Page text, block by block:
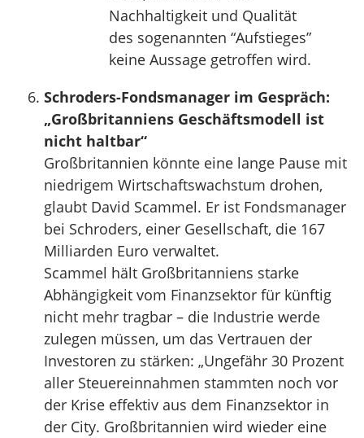
Nachhaltigkeit und Qualität
des sogenannten “Aufstieges”
keine Aussage getroffen wird.
Schroders-Fondsmanager im Gespräch:
„Großbritanniens Geschäftsmodell ist
nicht haltbar“
Großbritannien könnte eine lange Pause mit
niedrigem Wirtschaftswachstum drohen,
glaubt David Scammel. Er ist Fondsmanager
bei Schroders, einer Gesellschaft, die 167
Milliarden Euro verwaltet.
Scammel hält Großbritanniens starke
Abhängigkeit vom Finanzsektor für künftig
nicht mehr tragbar – die Industrie werde
zulegen müssen, um das Vertrauen der
Investoren zu stärken: „Ungefähr 30 Prozent
aller Steuereinnahmen stammten noch vor
der Krise effektiv aus dem Finanzsektor in
der City. Großbritannien wird wieder eine